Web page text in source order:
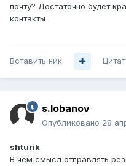
почту? Достаточно будет
контакты
Вставить ник
s.lobanov
Опубликовано 28
shturik
В чём смысл отправлять